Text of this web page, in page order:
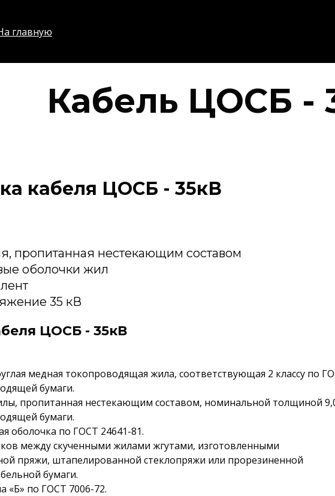
главную
Кабель ЦОСБ -
кабеля ЦОСБ - 35кВ
пропитанная нестекающим составом
оболочки жил
35 кВ
ЦОСБ - 35кВ
медная токопроводящая жила, соответствующая 2 классу по
бумаги.
пропитанная нестекающим составом, номинальной толщиной
бумаги.
оболочка по ГОСТ 24641-81.
между скученными жилами жгутами, изготовленными
пряжи, штапелированной стеклопряжи или прорезиненной
бумаги.
«Б» по ГОСТ 7006-72.